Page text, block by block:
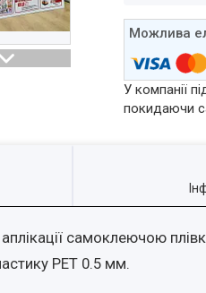
У компанії
покидаючи
самоклеючою
PET 0.5 мм.